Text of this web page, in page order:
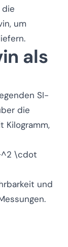
um
als
SI-
die
Kilogramm,
\cdot
und